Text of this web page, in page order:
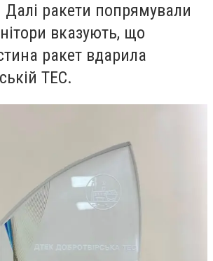
Далі ракети попрямували
вказують, що
ракет вдарила
ТЕС.